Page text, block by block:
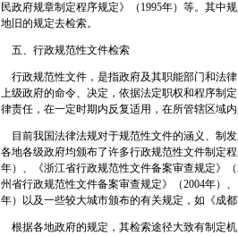
民政府规章制定程序规定》（1995年）等。其中
地旧的规定去检索。
五、行政规范性文件检索
行政规范性文件，是指政府及其职能部门和法
上级政府的命令、决定，依据法定职权和程序制
律责任，在一定时期内反复适用，在所管辖区域内
目前我国法律法规对于规范性文件的涵义、制
各地各级政府均颁布了许多行政规范性文件制定
年）、《浙江省行政规范性文件备案审查规定》
州省行政规范性文件备案审查规定》（2004年）
年）以及一些较大城市颁布的有关规定，如《成
根据各地政府的规定，其检索途径大致有制定